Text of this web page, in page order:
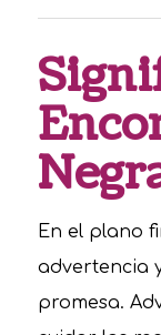
En el plano
advertencia
promesa.